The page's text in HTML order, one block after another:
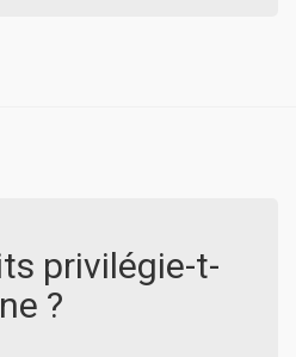
privilégie-t-
?